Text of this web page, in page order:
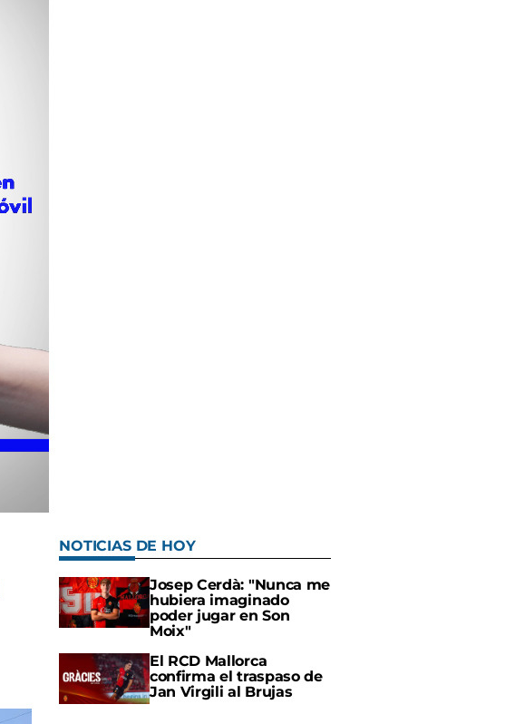
NOTICIAS DE HOY
Josep Cerdà: "Nunca me
hubiera imaginado
poder jugar en Son
Moix"
El RCD Mallorca
confirma el traspaso de
Jan Virgili al Brujas